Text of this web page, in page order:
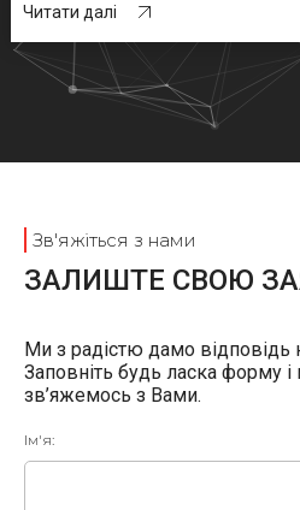
Читати далі
Зв'яжіться з нами
ЗАЛИШТЕ СВОЮ
Ми з радістю дамо відповідь
Заповніть будь ласка форму
зв’яжемось з Вами.
Ім'я: